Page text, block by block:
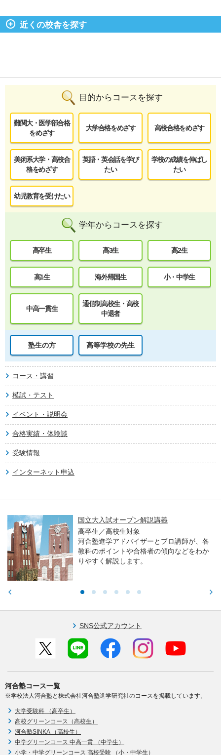
近くの校舎を探す
目的からコースを探す
難関大・医学部合格
をめざす
大学合格をめざす 高校合格をめざす
美術系大学・高校合
格をめざす
英語・英会話を学び
たい
学校の成績を伸ばし
たい
幼児教育を受けたい
学年からコースを探す
高卒生 高3生 高2生
高1生 海外帰国生 小・中学生
中高一貫生
通信制高校生・高校
中退者
塾生の方 高等学校の先生
コース・講習
模試・テスト
イベント・説明会
合格実績・体験談
受験情報
インターネット申込
国立大入試オープン解説講義
高卒生／高校生対象
河合塾進学アドバイザーとプロ講師が、各
教科のポイントや合格者の傾向などをわか
りやすく解説します。
SNS公式アカウント
河合塾コース一覧
※学校法人河合塾と株式会社河合塾進学研究社のコースを掲載しています。
大学受験科 （高卒生）
高校グリーンコース（高校生）
河合塾SINKA （高校生）
中学グリーンコース 中高一貫 （中学生）
小学・中学グリーンコース 高校受験 （小・中学生）